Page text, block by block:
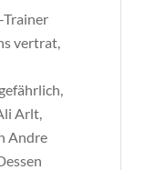
Trainer
vertrat,
Arlt,
Andre